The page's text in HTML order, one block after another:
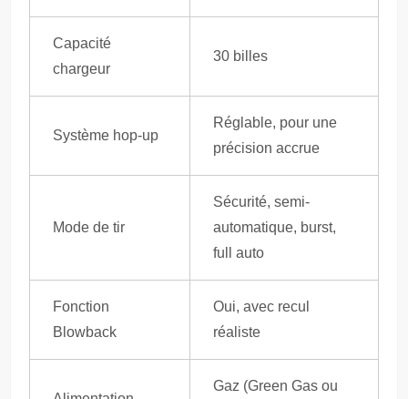
Capacité
chargeur
30 billes
Système hop-up
Réglable, pour une
précision accrue
Mode de tir
Sécurité, semi-
automatique, burst,
full auto
Fonction
Blowback
Oui, avec recul
réaliste
Gaz (Green Gas ou